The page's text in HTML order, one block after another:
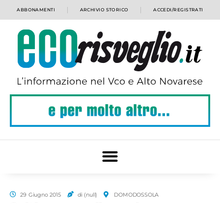
ABBONAMENTI ARCHIVIO STORICO ACCEDI/REGISTRATI
29 Giugno 2015 di (null) DOMODOSSOLA